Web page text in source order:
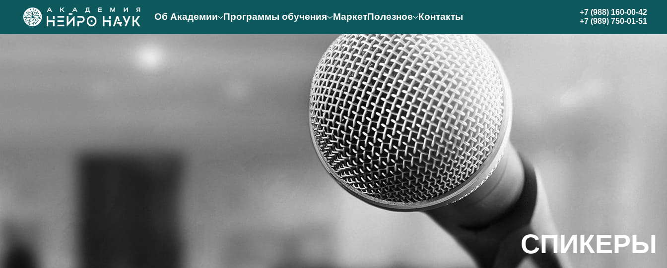
Об Академии Программы обучения МаркетПолезное Контакты
+7 (988) 160-00-42
+7 (989) 750-01-51
СПИКЕРЫ